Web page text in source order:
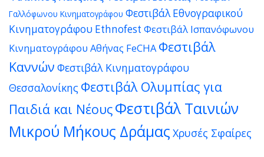
Γαλλόφωνου Κινηματογράφου Φεστιβάλ Εθνογραφικού
Κινηματογράφου Ethnofest Φεστιβάλ Ισπανόφωνου
Κινηματογράφου Αθήνας FeCHA Φεστιβάλ
Καννών Φεστιβάλ Κινηματογράφου
Θεσσαλονίκης Φεστιβάλ Ολυμπίας για
Παιδιά και ΝέουςΦεστιβάλ Ταινιών
Μικρού Μήκους Δράμας Χρυσές Σφαίρες